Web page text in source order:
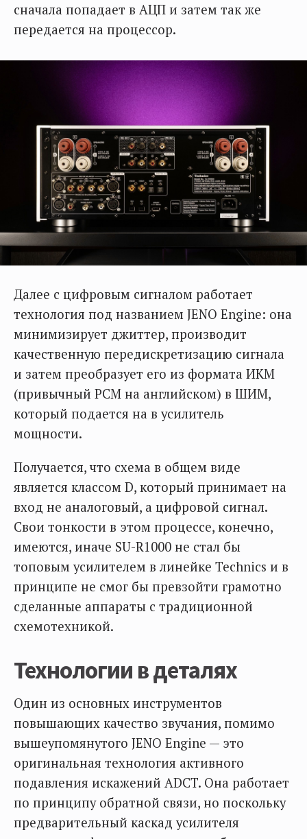
сначала попадает в АЦП и затем так же
передается на процессор.
Далее с цифровым сигналом работает
технология под названием JENO Engine: она
минимизирует джиттер, производит
качественную передискретизацию сигнала
и затем преобразует его из формата ИКМ
(привычный PCM на английском) в ШИМ,
который подается на в усилитель
мощности.
Получается, что схема в общем виде
является классом D, который принимает на
вход не аналоговый, а цифровой сигнал.
Свои тонкости в этом процессе, конечно,
имеются, иначе SU-R1000 не стал бы
топовым усилителем в линейке Technics и в
принципе не смог бы превзойти грамотно
сделанные аппараты с традиционной
схемотехникой.
Технологии в деталях
Один из основных инструментов
повышающих качество звучания, помимо
вышеупомянутого JENO Engine — это
оригинальная технология активного
подавления искажений ADCT. Она работает
по принципу обратной связи, но поскольку
предварительный каскад усилителя